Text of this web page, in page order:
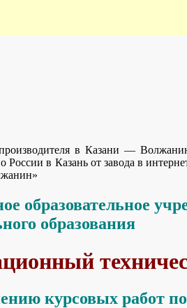
в Казани —
в Казань от завода в
образовательное
образования
курсовых работ